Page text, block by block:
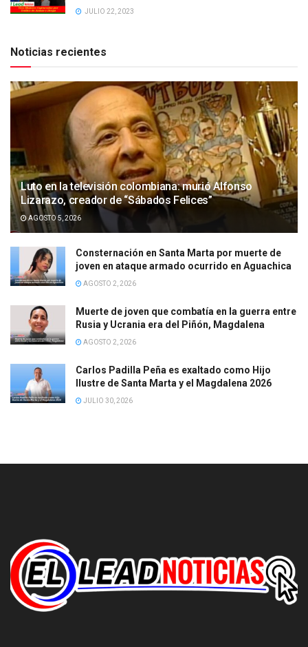
JULIO 22, 2023
Noticias recientes
Luto en la televisión colombiana: murió Alfonso
Lizarazo, creador de “Sábados Felices”
AGOSTO 5, 2026
Consternación en Santa Marta por muerte de
joven en ataque armado ocurrido en Aguachica
AGOSTO 2, 2026
Muerte de joven que combatía en la guerra entre
Rusia y Ucrania era del Piñón, Magdalena
AGOSTO 2, 2026
Carlos Padilla Peña es exaltado como Hijo
Ilustre de Santa Marta y el Magdalena 2026
JULIO 30, 2026